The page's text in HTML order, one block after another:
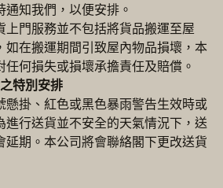
通知我們，以便安排。
上門服務並不包括將貨品搬運至屋
如在搬運期間引致屋內物品損壞，本
任何損失或損壞承擔責任及賠償。
特別安排
懸掛、紅色或黑色暴雨警告生效時或
進行送貨並不安全的天氣情況下，送
延期。本公司將會聯絡閣下更改送貨